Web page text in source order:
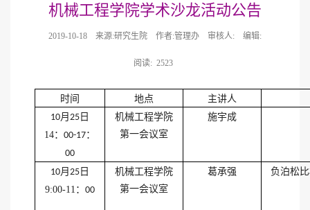
机械工程学院学术沙龙活动公告
2019-10-18 来源:研究生院 作者:管理办 审核人: 编辑:
阅读: 2523
时间 地点
主讲人
10月 25 日
14： 00-17：
00
机械工程学院
第一会议室
施宇成
10月 25 日
9:00-11 ： 00
机械工程学院
第一会议室
葛承强 负泊松